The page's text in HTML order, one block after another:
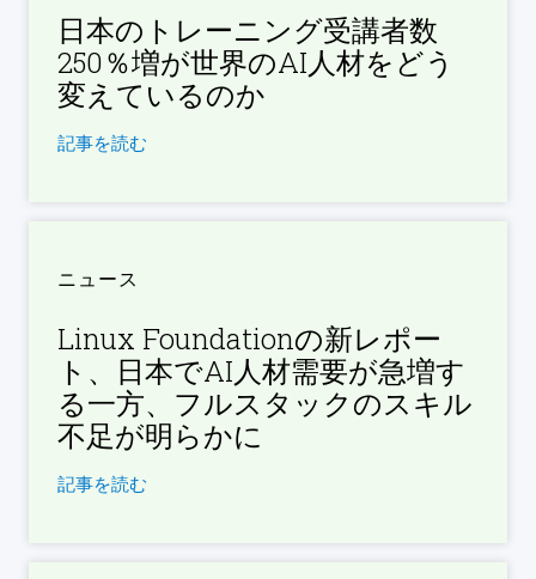
日本のトレーニング受講者数
250％増が世界のAI人材をどう
変えているのか
記事を読む
ニュース
Linux Foundationの新レポー
ト、日本でAI人材需要が急増す
る一方、フルスタックのスキル
不足が明らかに
記事を読む